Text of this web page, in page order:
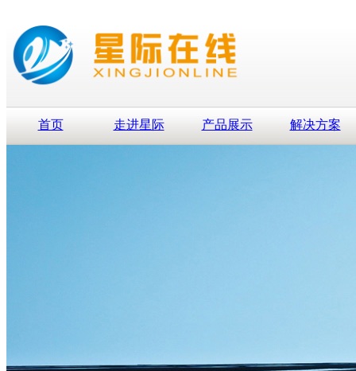
首页 走进星际 产品展示 解决方案